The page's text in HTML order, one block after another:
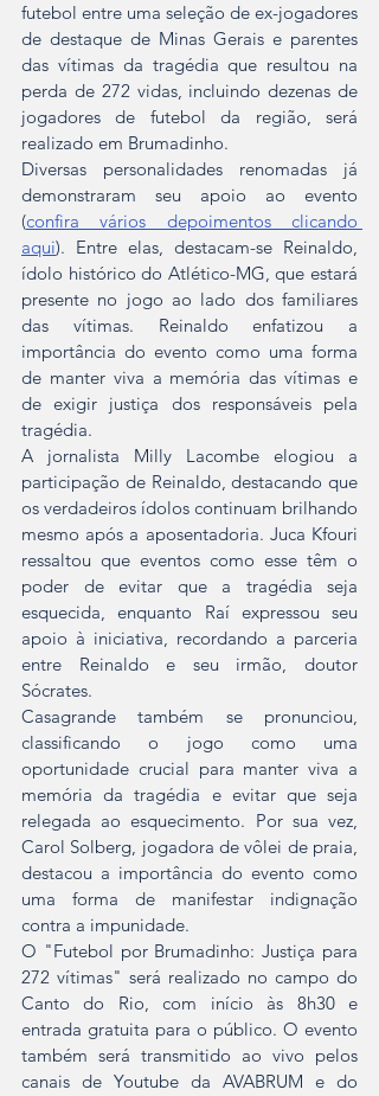
futebol entre uma seleção de ex-jogadores
de destaque de Minas Gerais e parentes
das vítimas da tragédia que resultou na
perda de 272 vidas, incluindo dezenas de
jogadores de futebol da região, será
realizado em Brumadinho.
Diversas personalidades renomadas já
demonstraram seu apoio ao evento
(confira vários depoimentos clicando
aqui). Entre elas, destacam-se Reinaldo,
ídolo histórico do Atlético-MG, que estará
presente no jogo ao lado dos familiares
das vítimas. Reinaldo enfatizou a
importância do evento como uma forma
de manter viva a memória das vítimas e
de exigir justiça dos responsáveis pela
tragédia.
A jornalista Milly Lacombe elogiou a
participação de Reinaldo, destacando que
os verdadeiros ídolos continuam brilhando
mesmo após a aposentadoria. Juca Kfouri
ressaltou que eventos como esse têm o
poder de evitar que a tragédia seja
esquecida, enquanto Raí expressou seu
apoio à iniciativa, recordando a parceria
entre Reinaldo e seu irmão, doutor
Sócrates.
Casagrande também se pronunciou,
classificando o jogo como uma
oportunidade crucial para manter viva a
memória da tragédia e evitar que seja
relegada ao esquecimento. Por sua vez,
Carol Solberg, jogadora de vôlei de praia,
destacou a importância do evento como
uma forma de manifestar indignação
contra a impunidade.
O "Futebol por Brumadinho: Justiça para
272 vítimas" será realizado no campo do
Canto do Rio, com início às 8h30 e
entrada gratuita para o público. O evento
também será transmitido ao vivo pelos
canais de Youtube da AVABRUM e do